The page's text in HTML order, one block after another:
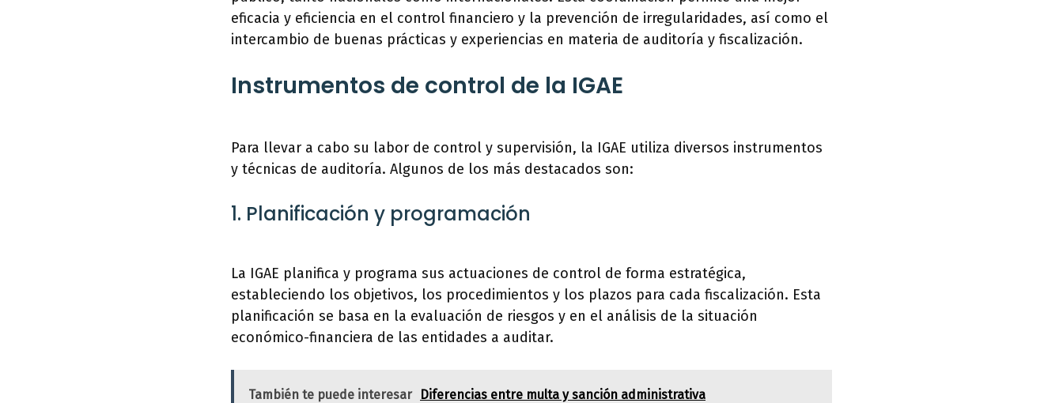
eficacia y eficiencia en el control financiero y la prevención de irregularidades, así como el
intercambio de buenas prácticas y experiencias en materia de auditoría y fiscalización.
Instrumentos de control de la IGAE
Para llevar a cabo su labor de control y supervisión, la IGAE utiliza diversos instrumentos
y técnicas de auditoría. Algunos de los más destacados son:
1. Planificación y programación
La IGAE planifica y programa sus actuaciones de control de forma estratégica,
estableciendo los objetivos, los procedimientos y los plazos para cada fiscalización. Esta
planificación se basa en la evaluación de riesgos y en el análisis de la situación
económico-financiera de las entidades a auditar.
También te puede interesar Diferencias entre multa y sanción administrativa